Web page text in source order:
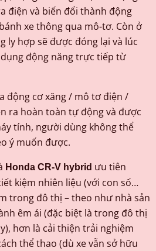
điện và biến đổi thành động
xe thông qua mô-tơ. Còn ở
ly hợp sẽ được đóng lại và lúc
động năng trực tiếp từ
động cơ xăng / mô tơ điện /
ra hoàn toàn tự động và được
tính, người dùng không thể
ý muốn được.
Honda CR-V hybrid ưu tiên
kiệm nhiên liệu (với con số…
trong đô thị – theo như nhà sản
êm ái (đặc biệt là trong đô thị
hơn là cải thiện trải nghiệm
thể thao (dù xe vẫn sở hữu